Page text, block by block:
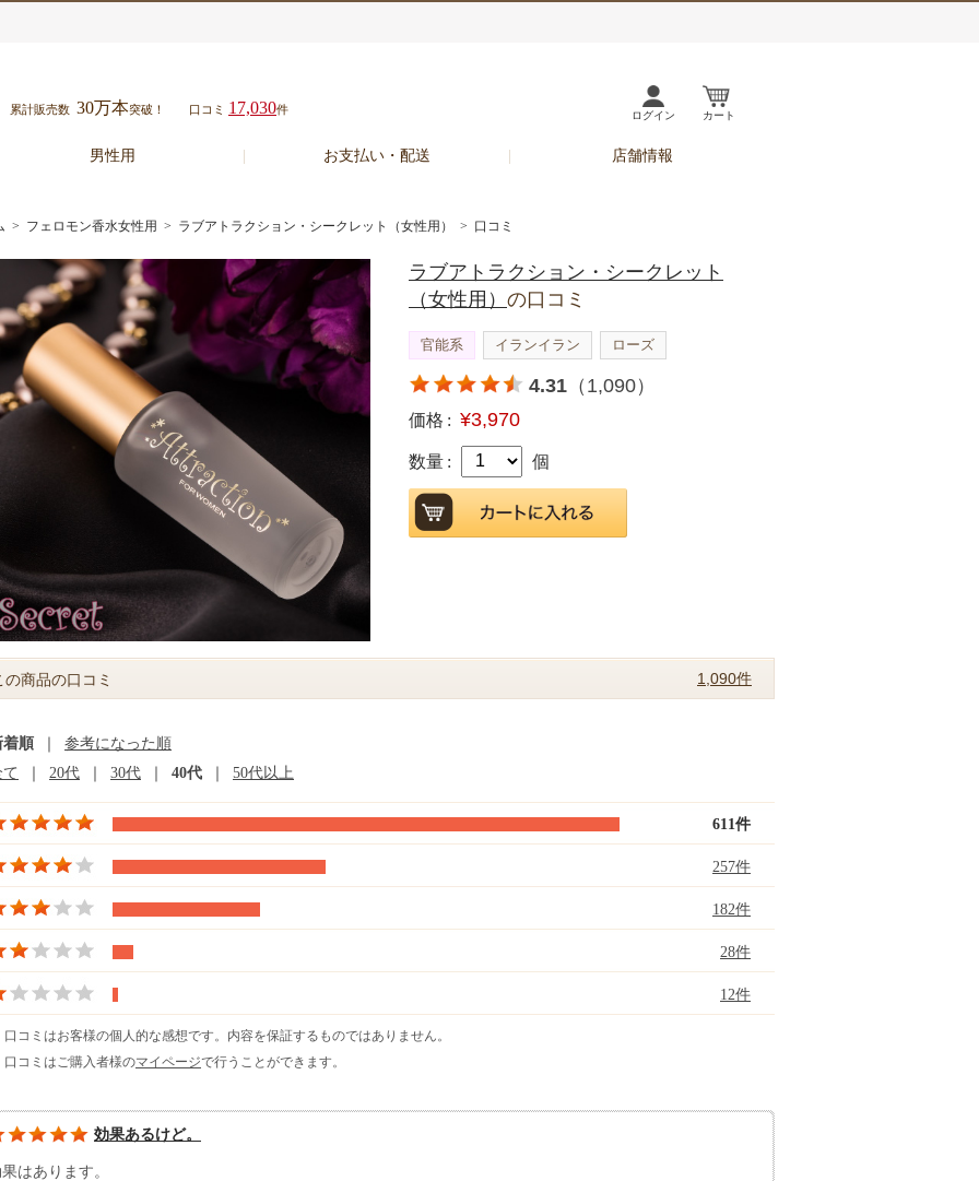
累計販売数 30万本突破！ 口コミ 17,030件 ログイン カート
男性用 お支払い・配送 店舗情報
> フェロモン香水女性用 > ラブアトラクション・シークレット（女性用） > 口コミ
ラブアトラクション・シークレット
（女性用） の口コミ
官能系 イランイラン ローズ
4.31 （1,090）
価格 : ¥3,970
数量 : 個
の商品の口コミ 1,090件
着順
参考になった順
20代 30代 40代 50代以上
611件
257件
182件
28件
12件
コミはお客様の個人的な感想です。内容を保証するものではありません。
コミはご購入者様のマイページで行うことができます。
効果あるけど。
はあります。